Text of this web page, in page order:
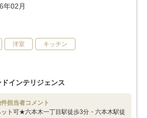
年02月
洋室 キッチン
インテリジェンス
担当者コメント
ット可★六本木一丁目駅徒歩3分・六本木駅徒